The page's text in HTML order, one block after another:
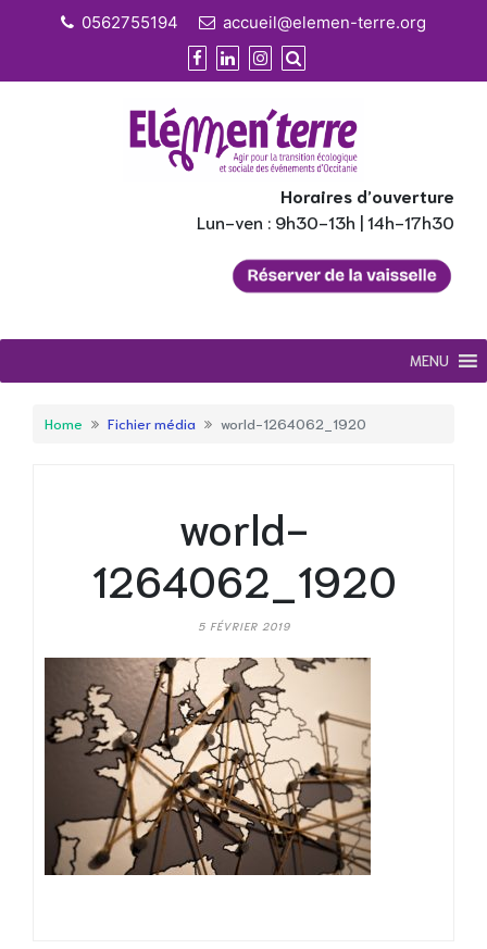
0562755194 accueil@elemen-terre.org
Horaires d’ouverture
Lun-ven : 9h30-13h | 14h-17h30
MENU
Home Fichier média world-1264062_1920
world-
1264062_1920
5 FÉVRIER 2019